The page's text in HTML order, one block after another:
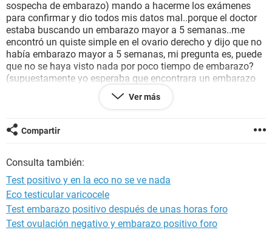
SEXUALIDAD
GLOSARIO
sospecha de embarazo) mando a hacerme los exámenes
para confirmar y dio todos mis datos mal..porque el doctor
estaba buscando un embarazo mayor a 5 semanas..me
encontró un quiste simple en el ovario derecho y dijo que no
había embarazo mayor a 5 semanas, mi pregunta es, puede
que no se haya visto nada por poco tiempo de embarazo?
(supuestamente yo esperaba que encontrara un embarazo
de 4 semanas..y busco uno mayor a 5, me di cuenta al llegar
a casa) me tengo que volver a repetir todo..pero es
Ver más
Compartir
Consulta también:
Test positivo y en la eco no se ve nada
Eco testicular varicocele
Test embarazo positivo después de unas horas foro
Test ovulación negativo y embarazo positivo foro